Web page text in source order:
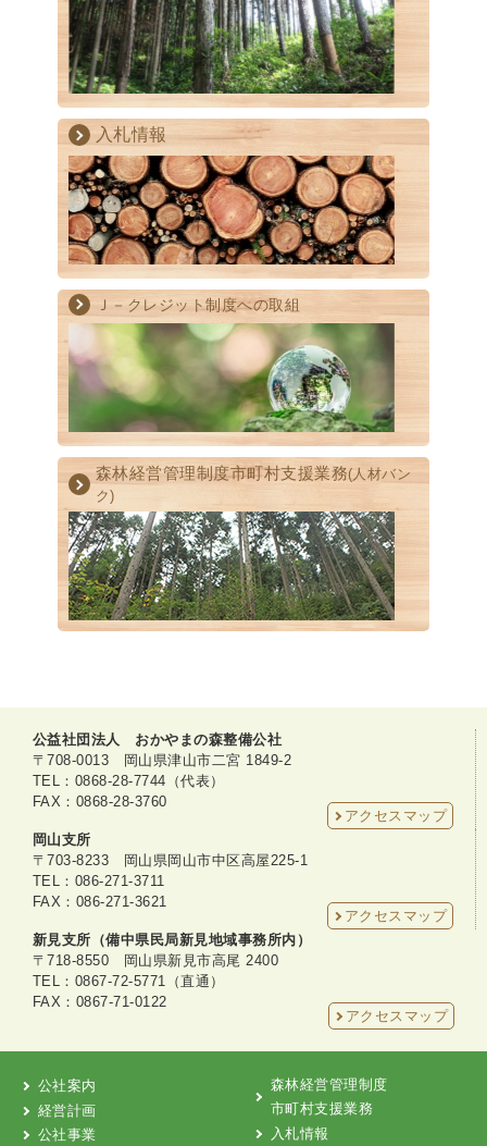
入札情報
Ｊ－クレジット制度への取組
森林経営管理制度市町村支援業務(人材バン
ク)
公益社団法人 おかやまの森整備公社
〒708-0013 岡山県津山市二宮 1849-2
TEL：0868-28-7744（代表）
FAX：0868-28-3760
アクセスマップ
岡山支所
〒703-8233 岡山県岡山市中区高屋225-1
TEL：086-271-3711
FAX：086-271-3621
アクセスマップ
新見支所（備中県民局新見地域事務所内）
〒718-8550 岡山県新見市高尾 2400
TEL：0867-72-5771（直通）
FAX：0867-71-0122
アクセスマップ
公社案内
経営計画
公社事業
森林経営管理制度
市町村支援業務
入札情報